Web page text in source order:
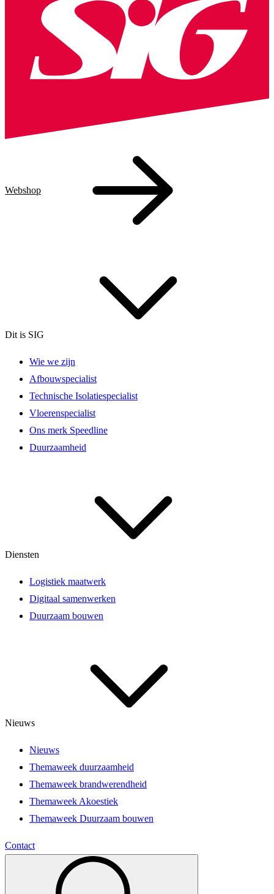
Webshop
Dit is SIG
Wie we zijn
Afbouwspecialist
Technische Isolatiespecialist
Vloerenspecialist
Ons merk Speedline
Duurzaamheid
Diensten
Logistiek maatwerk
Digitaal samenwerken
Duurzaam bouwen
Nieuws
Nieuws
Themaweek duurzaamheid
Themaweek brandwerendheid
Themaweek Akoestiek
Themaweek Duurzaam bouwen
Contact